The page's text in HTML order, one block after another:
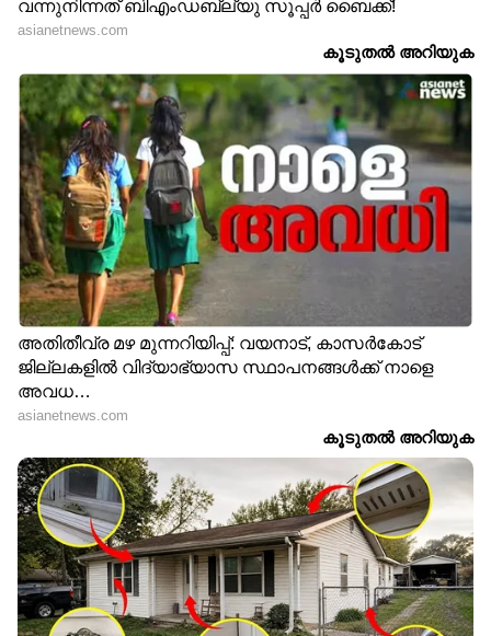
6 മാസം കഴിഞ്ഞ്
കെഎസ്ആർടിസിയിൽ
ഫ്രീയല്ലെന്ന് പറഞ്ഞാൽ,
അവർ തിരിഞ്ഞ് കൊത്തും;
ബി​ഗ് ബോസ് സിജോ
ബി​ഗ് ബോസ് സീസൺ 8
വരുന്നു ! ക്ഷണം ലഭിച്ചാൽ
പോകുമോ ?
മറുപടിയുമായി അമ്പിളി
ദേവി
'കെഎസ്ആര്‍ടിസിയില്‍
ഓള്‍ കേരള ഫ്രീ ട്രിപ്പ്,
നിരാശരാക്കരുത്'; കോൺ​
ഗ്രസിനോട് മസ്താനിയുടെ
അപേക്ഷ
'കസേര കളിയല്ല,
മുഖ്യമന്ത്രിയെ കൊണ്ടുവാ',
വിഡിയുടെ അല്ല ഞാൻ